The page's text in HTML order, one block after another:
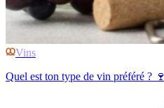
Vins
Quel est ton type de vin préféré ? 🍷